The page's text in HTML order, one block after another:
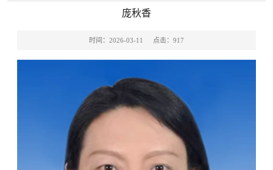
庞秋香
时间：2026-03-11 点击： 917